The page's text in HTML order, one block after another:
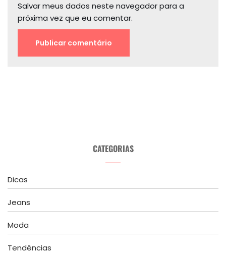
Salvar meus dados neste navegador para a
próxima vez que eu comentar.
CATEGORIAS
Dicas
Jeans
Moda
Tendências